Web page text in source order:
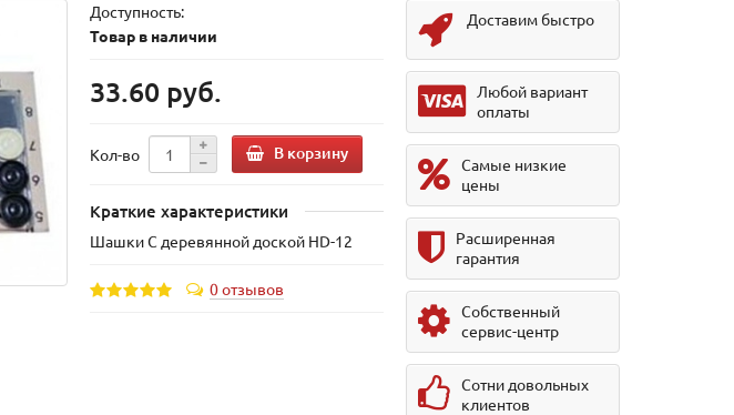
Доступность:
Товар в наличии
33.60 руб.
Кол-во В корзину
Краткие характеристики
Шашки С деревянной доской HD-12
0 отзывов
Доставим быстро
Любой вариант
оплаты
Самые низкие
цены
Расширенная
гарантия
Собственный
сервис-центр
Сотни довольных
клиентов